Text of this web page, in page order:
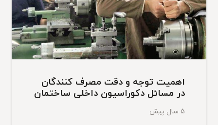
اهمیت توجه و دقت مصرف کنندگان
در مسائل دکوراسیون داخلی ساختمان
5 سال پیش